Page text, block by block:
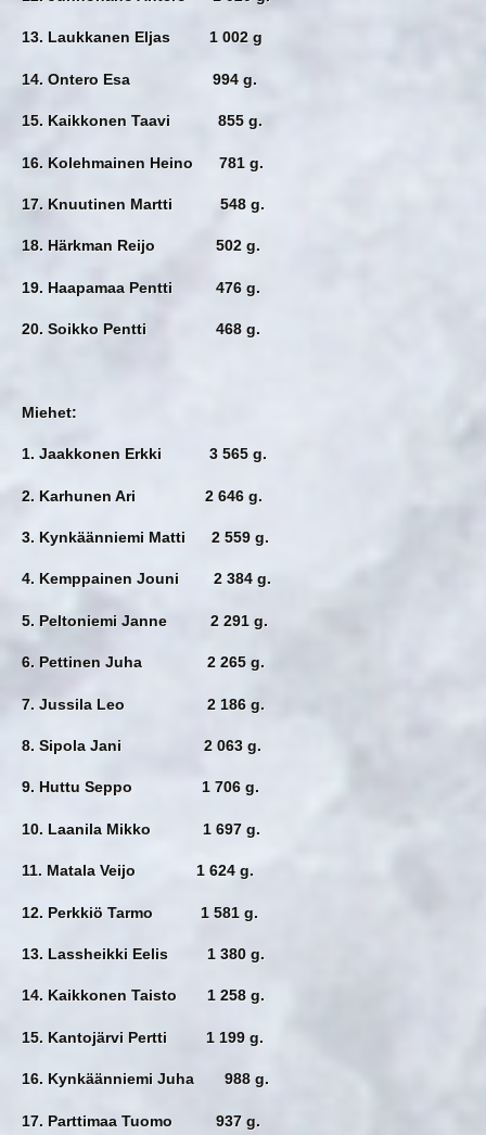
13. Laukkanen Eljas 1 002 g
14. Ontero Esa 994 g.
15. Kaikkonen Taavi 855 g.
16. Kolehmainen Heino 781 g.
17. Knuutinen Martti 548 g.
18. Härkman Reijo 502 g.
19. Haapamaa Pentti 476 g.
20. Soikko Pentti 468 g.
Miehet:
1. Jaakkonen Erkki 3 565 g.
2. Karhunen Ari 2 646 g.
3. Kynkäänniemi Matti 2 559 g.
4. Kemppainen Jouni 2 384 g.
5. Peltoniemi Janne 2 291 g.
6. Pettinen Juha 2 265 g.
7. Jussila Leo 2 186 g.
8. Sipola Jani 2 063 g.
9. Huttu Seppo 1 706 g.
10. Laanila Mikko 1 697 g.
11. Matala Veijo 1 624 g.
12. Perkkiö Tarmo 1 581 g.
13. Lassheikki Eelis 1 380 g.
14. Kaikkonen Taisto 1 258 g.
15. Kantojärvi Pertti 1 199 g.
16. Kynkäänniemi Juha 988 g.
17. Parttimaa Tuomo 937 g.